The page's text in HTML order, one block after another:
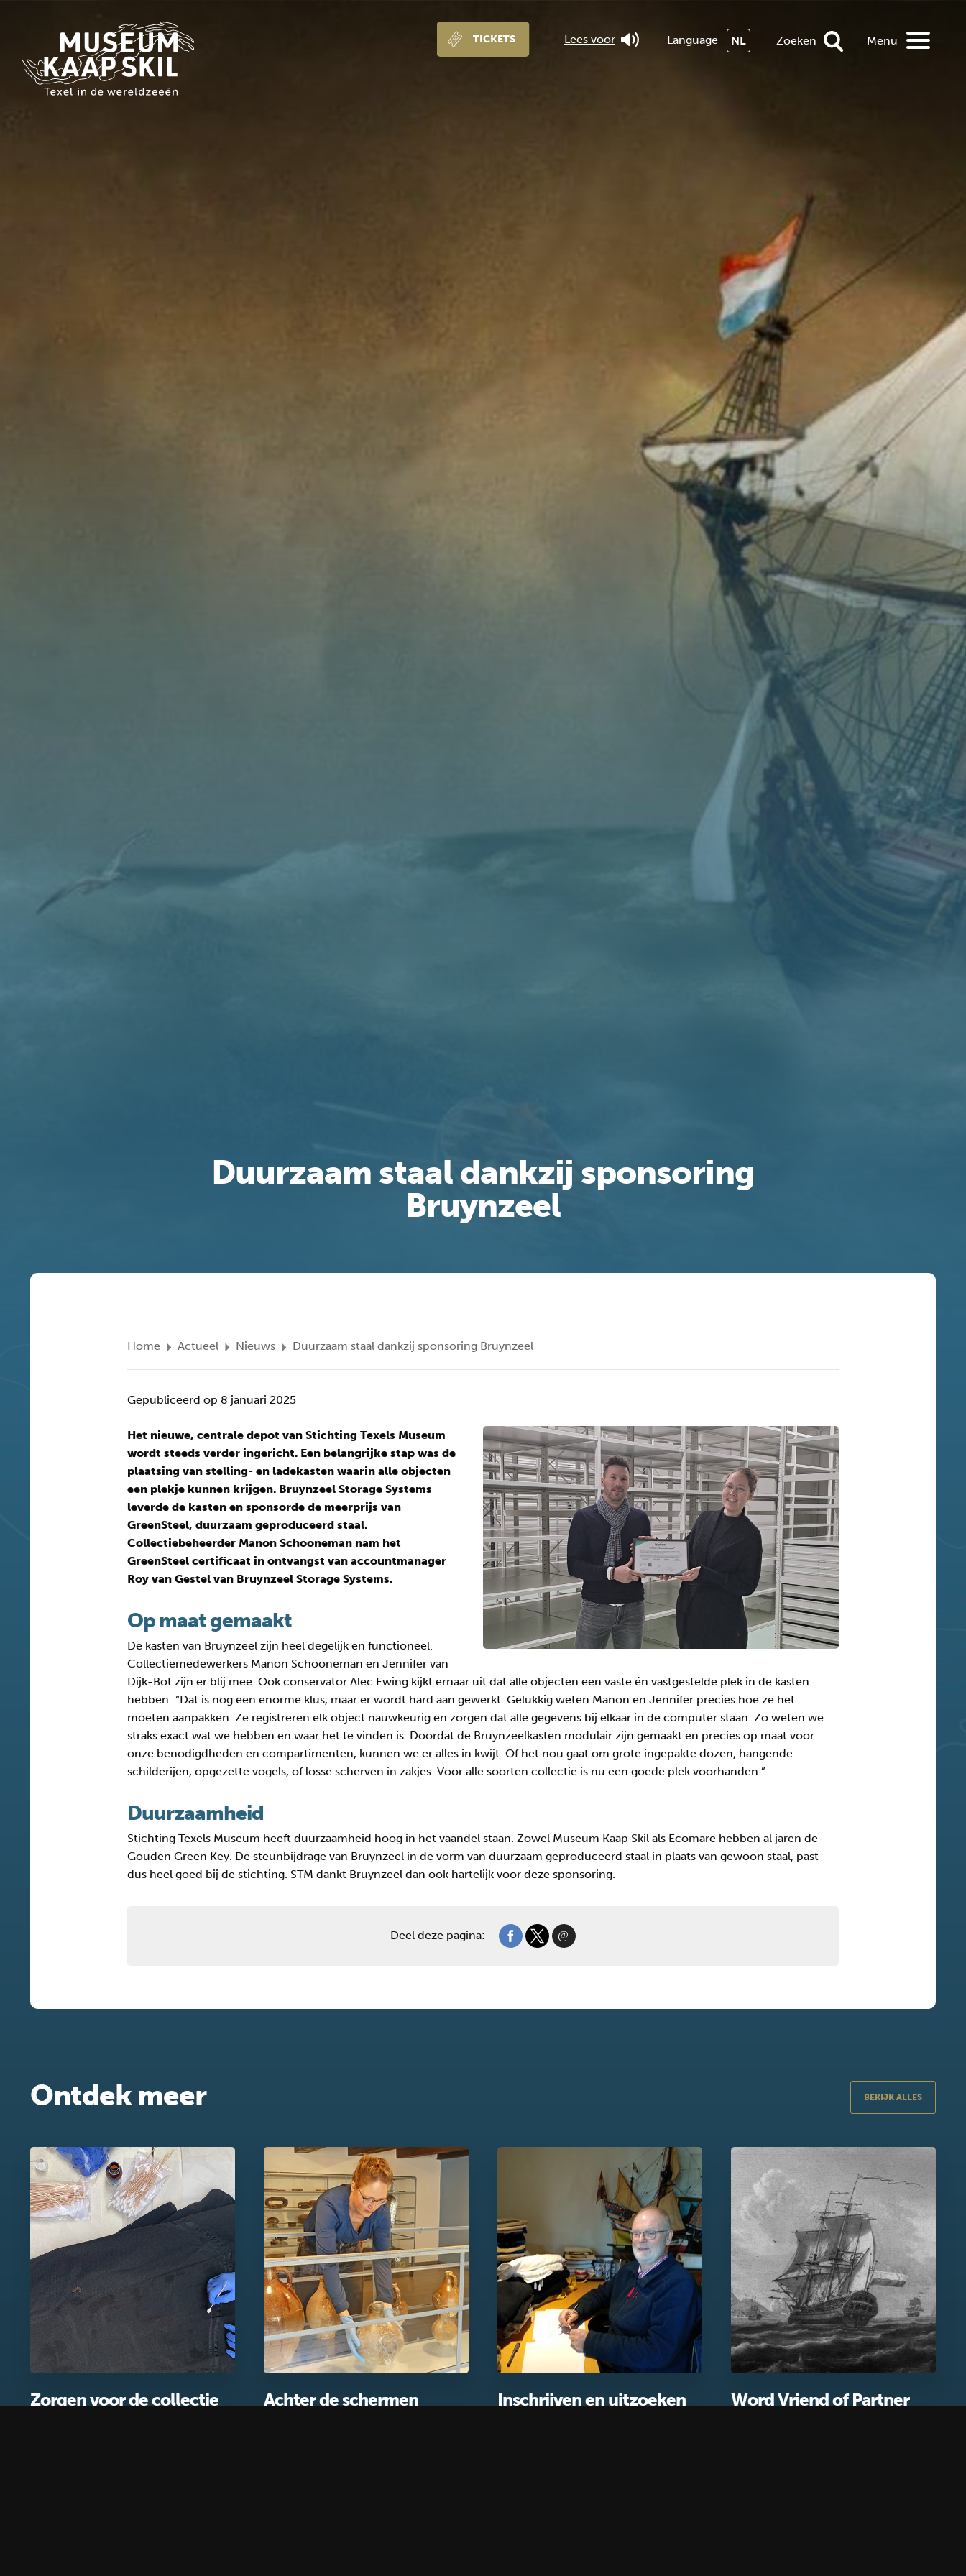
Lees voor Language NL Zoeken
TICKETS Menu
Duurzaam staal dankzij sponsoring
Bruynzeel
Home Actueel Nieuws Duurzaam staal dankzij sponsoring Bruynzeel
Gepubliceerd op 8 januari 2025
Het nieuwe, centrale depot van Stichting Texels Museum
wordt steeds verder ingericht. Een belangrijke stap was de
plaatsing van stelling- en ladekasten waarin alle objecten
een plekje kunnen krijgen. Bruynzeel Storage Systems
leverde de kasten en sponsorde de meerprijs van
GreenSteel, duurzaam geproduceerd staal.
Collectiebeheerder Manon Schooneman nam het
GreenSteel certificaat in ontvangst van accountmanager
Roy van Gestel van Bruynzeel Storage Systems.
Op maat gemaakt
De kasten van Bruynzeel zijn heel degelijk en functioneel.
Collectiemedewerkers Manon Schooneman en Jennifer van
Dijk-Bot zijn er blij mee. Ook conservator Alec Ewing kijkt ernaar uit dat alle objecten een vaste én vastgestelde plek in de kasten
hebben: “Dat is nog een enorme klus, maar er wordt hard aan gewerkt. Gelukkig weten Manon en Jennifer precies hoe ze het
moeten aanpakken. Ze registreren elk object nauwkeurig en zorgen dat alle gegevens bij elkaar in de computer staan. Zo weten we
straks exact wat we hebben en waar het te vinden is. Doordat de Bruynzeelkasten modulair zijn gemaakt en precies op maat voor
onze benodigdheden en compartimenten, kunnen we er alles in kwijt. Of het nou gaat om grote ingepakte dozen, hangende
schilderijen, opgezette vogels, of losse scherven in zakjes. Voor alle soorten collectie is nu een goede plek voorhanden.”
Duurzaamheid
Stichting Texels Museum heeft duurzaamheid hoog in het vaandel staan. Zowel Museum Kaap Skil als Ecomare hebben al jaren de
Gouden Green Key. De steunbijdrage van Bruynzeel in de vorm van duurzaam geproduceerd staal in plaats van gewoon staal, past
dus heel goed bij de stichting. STM dankt Bruynzeel dan ook hartelijk voor deze sponsoring.
Deel deze pagina:
Ontdek meer BEKIJK ALLES
Zorgen voor de collectie Achter de schermen Inschrijven en uitzoeken
Word Vriend of Partner